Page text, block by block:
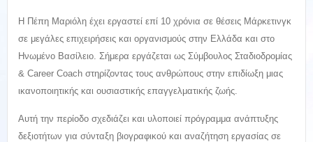
Η Πέπη Μαριόλη έχει εργαστεί επί 10 χρόνια σε θέσεις Μάρκετινγκ
σε μεγάλες επιχειρήσεις και οργανισμούς στην Ελλάδα και στο
Ηνωμένο Βασίλειο. Σήμερα εργάζεται ως Σύμβουλος Σταδιοδρομίας
& Career Coach στηρίζοντας τους ανθρώπους στην επιδίωξη μιας
ικανοποιητικής και ουσιαστικής επαγγελματικής ζωής.
Αυτή την περίοδο σχεδιάζει και υλοποιεί πρόγραμμα ανάπτυξης
δεξιοτήτων για σύνταξη βιογραφικού και αναζήτηση εργασίας σε